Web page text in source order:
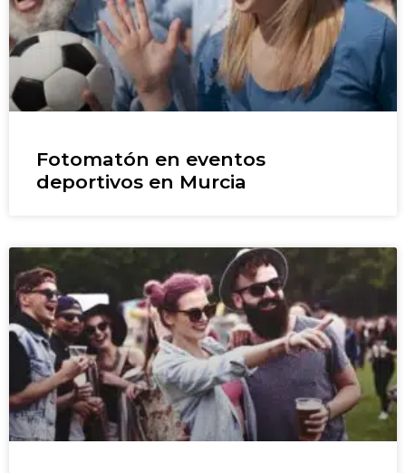
Fotomatón en eventos
deportivos en Murcia